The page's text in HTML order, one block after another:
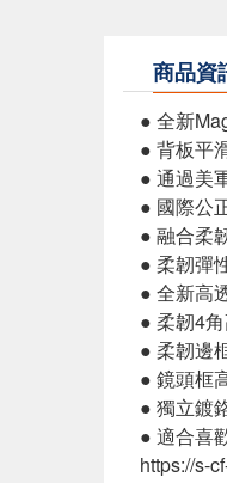
商品資
● 全新
● 背板平
● 通過美
● 國際公
● 融合柔
● 柔韌彈
● 全新高
● 柔韌4
● 柔韌邊
● 鏡頭框
● 獨立鍍
● 適合喜
https://s-